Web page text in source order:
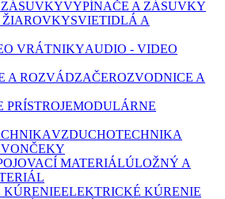
VYPÍNAČE A ZÁSUVKY
SVIETIDLÁ A
AUDIO - VIDEO
ROZVODNICE A
MODULÁRNE
VZDUCHOTECHNIKA
ÚLOŽNÝ A
ELEKTRICKÉ KÚRENIE